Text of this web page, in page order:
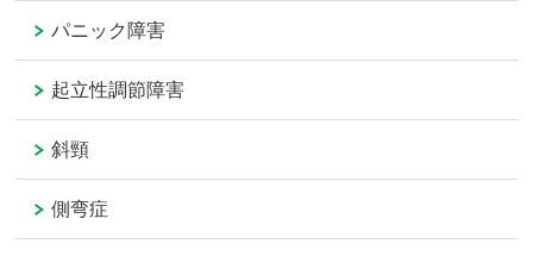
パニック障害
起立性調節障害
斜頸
側弯症